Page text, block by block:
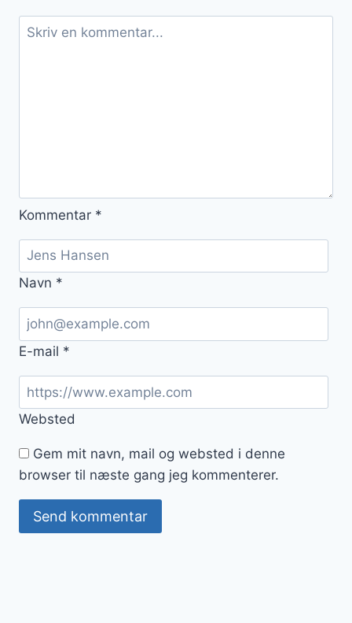
Kommentar *
Navn *
E-mail *
Websted
Gem mit navn, mail og websted i denne
browser til næste gang jeg kommenterer.